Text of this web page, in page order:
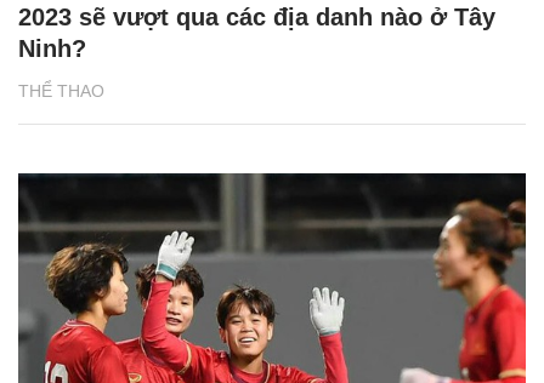
THỂ THAO
2023 sẽ vượt qua các địa danh nào ở Tây
Ninh?